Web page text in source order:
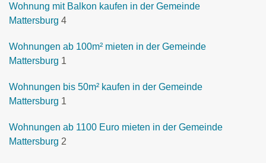
Wohnung mit Balkon kaufen in der Gemeinde
Mattersburg 4
Wohnungen ab 100m² mieten in der Gemeinde
Mattersburg 1
Wohnungen bis 50m² kaufen in der Gemeinde
Mattersburg 1
Wohnungen ab 1100 Euro mieten in der Gemeinde
Mattersburg 2